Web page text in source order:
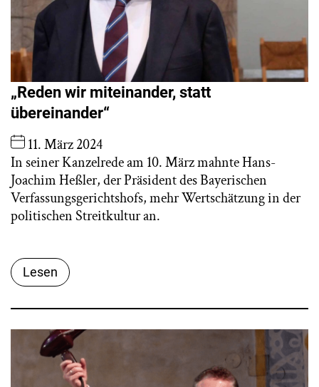
„Reden wir miteinander, statt
übereinander“
11. März 2024
In seiner Kanzelrede am 10. März mahnte Hans-
Joachim Heßler, der Präsident des Bayerischen
Verfassungsgerichtshofs, mehr Wertschätzung in der
politischen Streitkultur an.
Lesen